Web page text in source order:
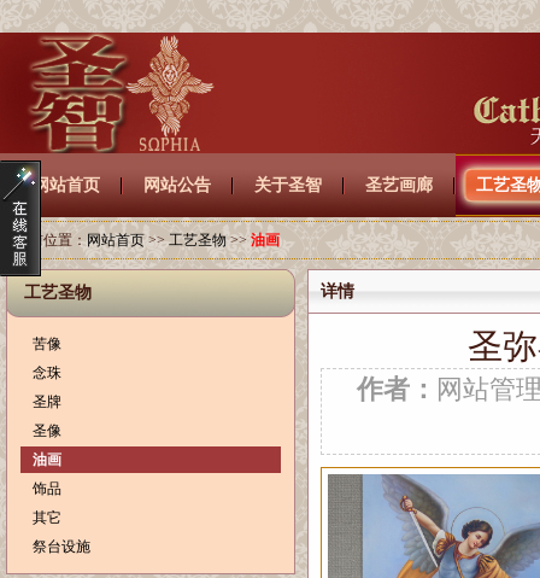
网站首页 网站公告 关于圣智 圣艺画廊 工艺圣
当前位置：网站首页>>工艺圣物>> 油画
工艺圣物
苦像
念珠
圣牌
圣像
油画
饰品
其它
祭台设施
详情
圣
作者： 网站管